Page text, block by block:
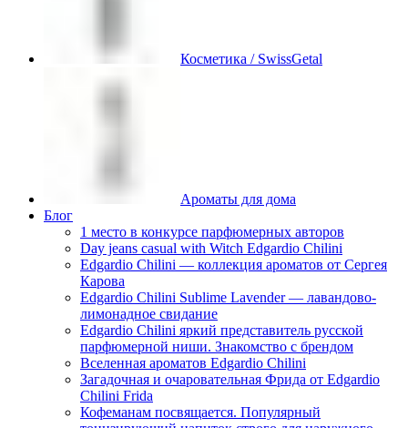
Косметика / SwissGetal
Ароматы для дома
Блог
1 место в конкурсе парфюмерных авторов
Day jeans casual with Witch Edgardio Chilini
Edgardio Chilini — коллекция ароматов от Сергея
Карова
Edgardio Chilini Sublime Lavender — лавандово-
лимонадное свидание
Edgardio Chilini яркий представитель русской
парфюмерной ниши. Знакомство с брендом
Вселенная ароматов Edgardio Chilini
Загадочная и очаровательная Фрида от Edgardio
Chilini Frida
Кофеманам посвящается. Популярный